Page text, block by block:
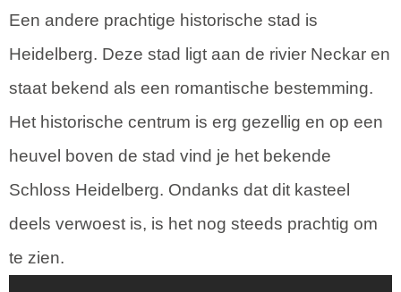
Een andere prachtige historische stad is
Heidelberg. Deze stad ligt aan de rivier Neckar en
staat bekend als een romantische bestemming.
Het historische centrum is erg gezellig en op een
heuvel boven de stad vind je het bekende
Schloss Heidelberg. Ondanks dat dit kasteel
deels verwoest is, is het nog steeds prachtig om
te zien.